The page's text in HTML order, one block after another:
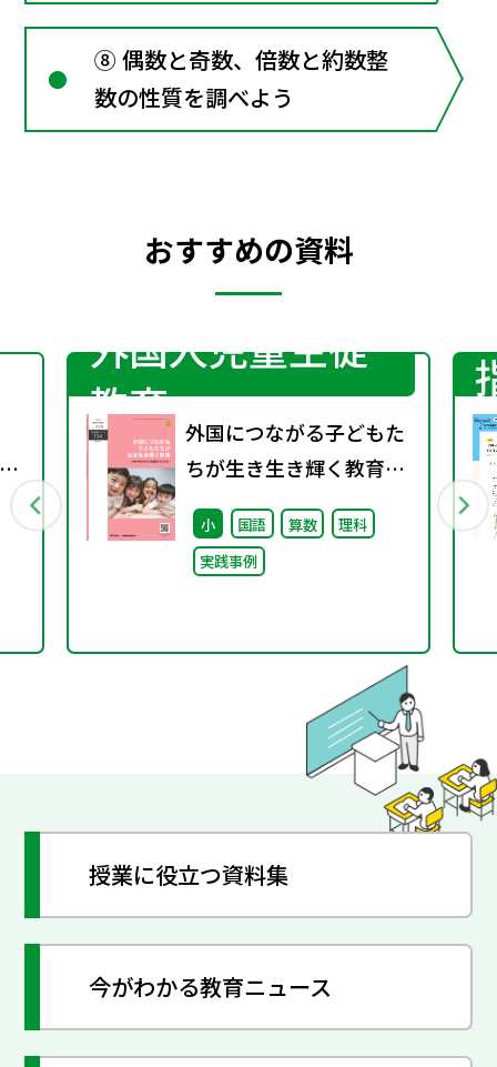
⑧ 偶数と奇数、倍数と約数整
数の性質を調べよう
おすすめの資料
外国人児童生徒
教育 外国につながる子どもた
ちが生き生き輝く教育～
教科学習のなかで言語能
力を広げる～（特別課題
134）
小 国語 算数
理科
実践事例
授業に役立つ資料集
今がわかる教育ニュース